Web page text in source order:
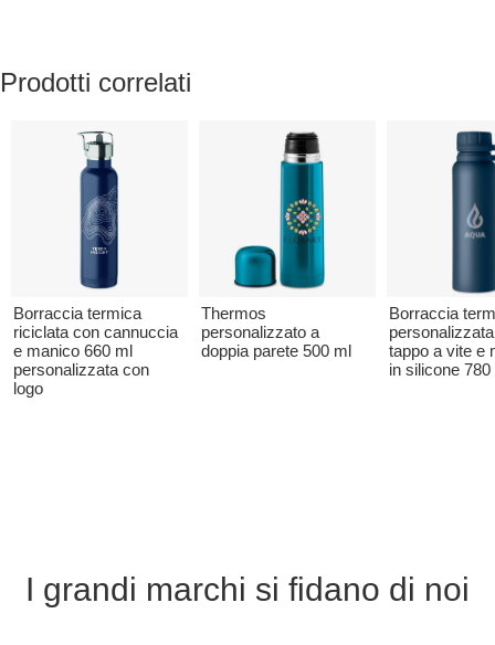
Prodotti correlati
Borraccia termica
riciclata con cannuccia
e manico 660 ml
personalizzata con
logo
Thermos
personalizzato a
doppia parete 500 ml
Borraccia
tappo a vite e
in silicone 780
I grandi marchi si fidano di noi